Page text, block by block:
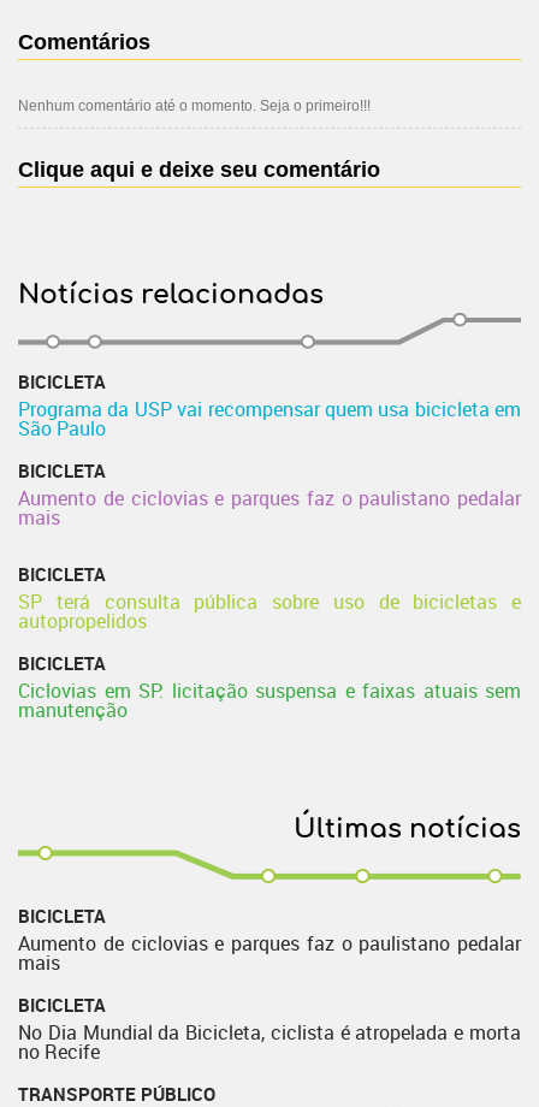
Comentários
Nenhum comentário até o momento. Seja o primeiro!!!
Clique aqui e deixe seu comentário
Notícias relacionadas
BICICLETA
Programa da USP vai recompensar quem usa bicicleta em
São Paulo
BICICLETA
Aumento de ciclovias e parques faz o paulistano pedalar
mais
BICICLETA
SP terá consulta pública sobre uso de bicicletas e
autopropelidos
BICICLETA
Ciclovias em SP: licitação suspensa e faixas atuais sem
manutenção
Últimas notícias
BICICLETA
Aumento de ciclovias e parques faz o paulistano pedalar
mais
BICICLETA
No Dia Mundial da Bicicleta, ciclista é atropelada e morta
no Recife
TRANSPORTE PÚBLICO